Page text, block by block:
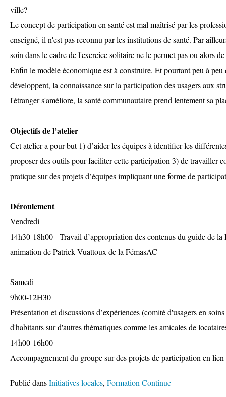
ville?
Le concept de participation en santé est mal maîtrisé par les
enseigné, il n'est pas reconnu par les institutions de santé. Par
soin dans le cadre de l'exercice solitaire ne le permet pas ou alors
Enfin le modèle économique est à construire. Et pourtant peu à peu
développent, la connaissance sur la participation des usagers aux
l'étranger s'améliore, la santé communautaire prend lentement sa
Objectifs de l’atelier
Cet atelier a pour but 1) d’aider les équipes à identifier les
proposer des outils pour faciliter cette participation 3) de travailler
pratique sur des projets d’équipes impliquant une forme de
Déroulement
Vendredi
14h30-18h00 - Travail d’appropriation des contenus du guide de
animation de Patrick Vuattoux de la FémasAC
Samedi
9h00-12H30
Présentation et discussions d’expériences (comité d'usagers en
d'habitants sur d'autres thématiques comme les amicales de
14h00-16h00
Accompagnement du groupe sur des projets de participation en
Publié dansInitiatives locales, Formation Continue